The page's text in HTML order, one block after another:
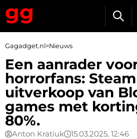
Gagadget.nl>Nieuws
Een aanrader
horrorfans:
uitverkoop van
games met
80%.
Anton Kratiuk 15.03.2025, 12:46